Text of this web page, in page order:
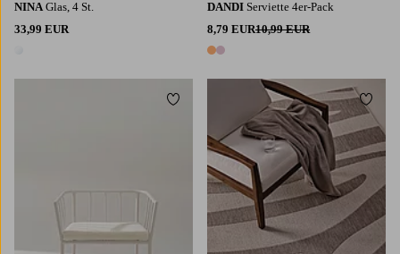
NINA Glas, 4 St.
33,99 EUR
DANDI Serviette 4er-Pack
8,79 EUR10,99 EUR
2 Farben
Zu Favoriten hinzufügen Zu
80X150 160X230200X300